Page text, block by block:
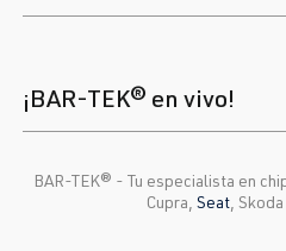
¡BAR-TEK® en vivo!
BAR-TEK®️ - Tu especialista en
Cupra, Seat,